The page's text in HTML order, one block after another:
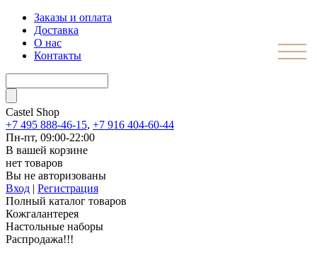
Заказы и оплата
Доставка
О нас
Контакты
Castel Shop
+7 495 888-46-15, +7 916 404-60-44
Пн-пт, 09:00-22:00
В вашей корзине
нет товаров
Вы не авторизованы
Вход | Регистрация
Полный каталог товаров
Кожгалантерея
Настольные наборы
Распродажа!!!